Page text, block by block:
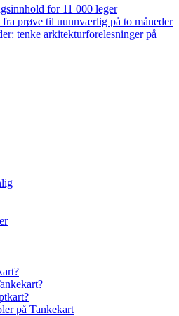
for 11 000 leger
fra prøve til uunnværlig på to måneder
tenke arkitekturforelesninger på
på Tankekart